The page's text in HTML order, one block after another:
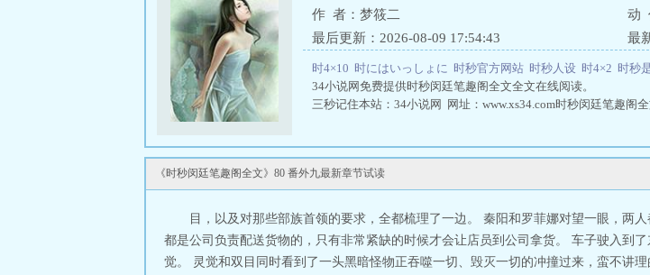
作 者：梦筱二 动
最后更新：2026-08-09 17:54:43
最
时4×10 时にはいっしょに 时秒官方网站 时秒人设 时4×2 时秒
34小说网免费提供时秒闵廷笔趣阁全文全文在线阅读。
三秒记住本站：34小说网 网址：www.xs34.com时秒闵廷笔趣阁
《时秒闵廷笔趣阁全文》80 番外九最新章节试读
目，以及对那些部族首领的要求，全都梳理了一边。 秦阳和罗菲娜对望一眼，两
都是公司负责配送货物的，只有非常紧缺的时候才会让店员到公司拿货。 车子驶入到
觉。 灵觉和双目同时看到了一头黑暗怪物正吞噬一切、毁灭一切的冲撞过来，蛮不讲